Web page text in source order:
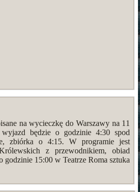
na wycieczkę do Warszawy na 11
będzie o godzinie 4:30 spod
zbiórka o 4:15. W programie jest
z przewodnikiem, obiad
godzinie 15:00 w Teatrze Roma sztuka